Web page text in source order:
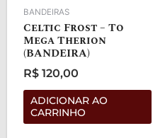
BANDEIRAS
Celtic Frost – To
Mega Therion
(BANDEIRA)
Avaliação
0
R$ 120,00
ADICIONAR AO
CARRINHO